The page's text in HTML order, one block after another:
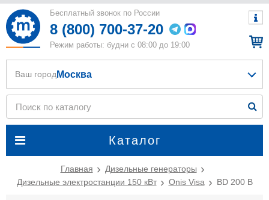
Бесплатный звонок по России
8 (800) 700-37-20
Режим работы: будни с 08:00 до 19:00
Каталог
Ваш город Москва
Главная
Дизельные генераторы
Дизельные электростанции 150 кВт
Onis Visa BD 200 B